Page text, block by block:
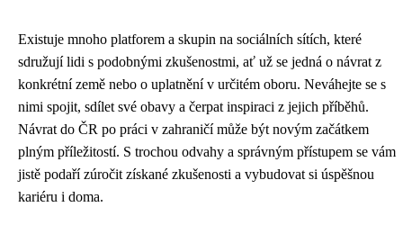
Existuje mnoho platforem a skupin na sociálních sítích, které
sdružují lidi s podobnými zkušenostmi, ať už se jedná o návrat z
konkrétní země nebo o uplatnění v určitém oboru. Neváhejte se s
nimi spojit, sdílet své obavy a čerpat inspiraci z jejich příběhů.
Návrat do ČR po práci v zahraničí může být novým začátkem
plným příležitostí. S trochou odvahy a správným přístupem se vám
jistě podaří zúročit získané zkušenosti a vybudovat si úspěšnou
kariéru i doma.